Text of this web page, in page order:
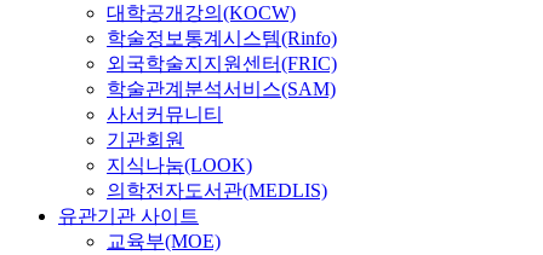
대학공개강의(KOCW)
학술정보통계시스템(Rinfo)
외국학술지지원센터(FRIC)
학술관계분석서비스(SAM)
사서커뮤니티
기관회원
지식나눔(LOOK)
의학전자도서관(MEDLIS)
유관기관 사이트
교육부(MOE)